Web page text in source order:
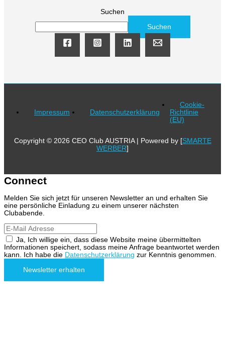
Suchen
Suchen
Impressum Datenschutzerklärung
Cookie-
Richtlinie
(EU)
Copyright © 2026 CEO Club AUSTRIA | Powered by [SMARTE
WERBER]
Connect
Melden Sie sich jetzt für unseren Newsletter an und erhalten Sie
eine persönliche Einladung zu einem unserer nächsten
Clubabende.
Ja, Ich willige ein, dass diese Website meine übermittelten
Informationen speichert, sodass meine Anfrage beantwortet werden
kann. Ich habe die Datenschutzerklärung zur Kenntnis genommen.
Newsletter erhalten